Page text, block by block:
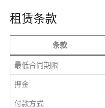
租赁条款
条款
最低合同期限
押金
付款方式